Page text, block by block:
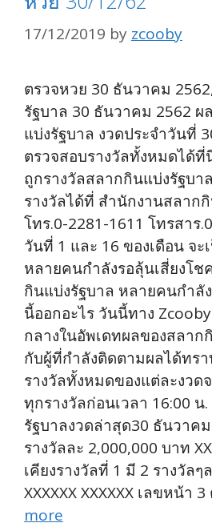
17/12/2019 by zcooby
ตรวจหวย 30 ธันวาคม
รัฐบาล 30 ธันวาคม 2562
แบ่งรัฐบาล งวดประจำวันที่
ตรวจสอบรางวัลทั้งหมดได้
ถูกรางวัลสลากกินแบ่งรัฐบา
รางวัลได้ที่ สำนักงานสลาก
โทร.0-2281-1611 โทรสาร
วันที่ 1 และ 16 ของเดือน จ
หลายคนกำลังรอลุ้นเสี่ยงโช
กินแบ่งรัฐบาล หลายคนกำลั
นี้ออกอะไร วันนี้ทาง
กลางในอัพเดทผลของสลาก
กับผู้ที่กำลังติดตามผลได้ทร
รางวัลทั้งหมดของแต่ละงวด
ทุกรางวัลก่อนเวลา 16:00
รัฐบาลงวดล่าสุด30 ธันวาค
รางวัลละ 2,000,000 บาท
เคียงรางวัลที่ 1 มี 2 รางวัลๆ
XXXXXX XXXXXX เลขหน้า
more